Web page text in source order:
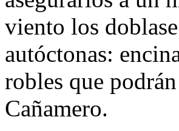
viento los
autóctonas:
robles que
Cañamero.